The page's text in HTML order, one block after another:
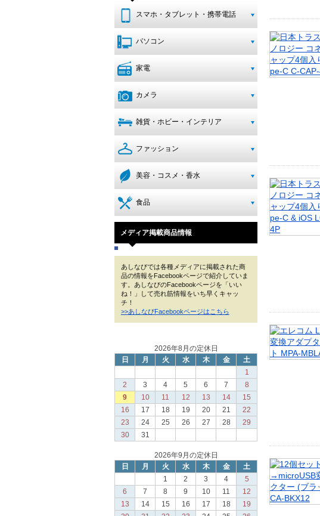
スマホ・タブレット・携帯電話
パソコン
家電
カメラ
雑貨・ホビー・インテリア
ファッション
美容・コスメ・香水
食品
メディア掲載商品情報
あしなびでは各種メディアに掲載された商
品の情報をFacebookページで紹介していま
す。あしなびのFacebookページを「いい
ね！」して売れ筋情報をいち早くキャッ
チ！
>>あしなびFacebookページはこちら
2026年8月の定休日
日
月 火 水 木 金
土
1
2
3 4 5 6 7
8
9
10 11 12 13 14
15
16
17 18 19 20 21
22
23
24 25 26 27 28
29
30
31
2026年9月の定休日
日
月 火 水 木 金
土
1
2 3 4
5
6
7 8 9 10 11
12
13
14 15 16 17 18
19